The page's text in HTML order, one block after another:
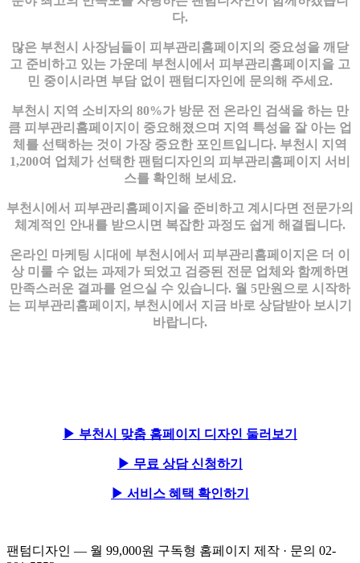
다.
많은 부천시 사장님들이 피부관리홈페이지의 중요성을 깨닫
고 준비하고 있는 가운데 부천시에서 피부관리홈페이지을 고
민 중이시라면 부담 없이 팬텀디자인에 문의해 주세요.
부천시 지역 소비자의 80%가 방문 전 온라인 검색을 하는 만
큼 피부관리홈페이지이 중요해졌으며 지역 특성을 잘 아는 업
체를 선택하는 것이 가장 중요한 포인트입니다. 부천시 지역
1,200여 업체가 선택한 팬텀디자인의 피부관리홈페이지 서비
스를 확인해 보세요.
부천시에서 피부관리홈페이지을 준비하고 계시다면 전문가의
체계적인 안내를 받으시면 복잡한 과정도 쉽게 해결됩니다.
온라인 마케팅 시대에 부천시에서 피부관리홈페이지은 더 이
상 미룰 수 없는 과제가 되었고 검증된 전문 업체와 함께하면
만족스러운 결과를 얻으실 수 있습니다. 월 5만원으로 시작하
는 피부관리홈페이지, 부천시에서 지금 바로 상담받아 보시기
바랍니다.
▶ 부천시 맞춤 홈페이지 디자인 둘러보기
▶ 무료 상담 신청하기
▶ 서비스 혜택 확인하기
팬텀디자인 — 월 99,000원 구독형 홈페이지 제작 · 문의 02-